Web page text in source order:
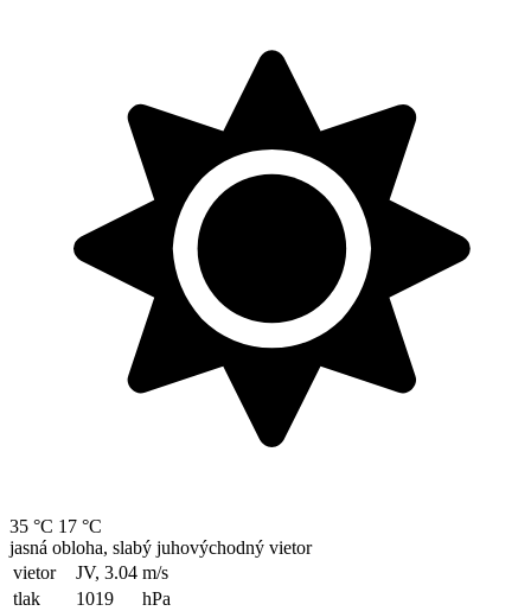
35 °C 17 °C
jasná obloha, slabý juhovýchodný vietor
vietor
JV, 3.04 m/s
tlak
1019
hPa